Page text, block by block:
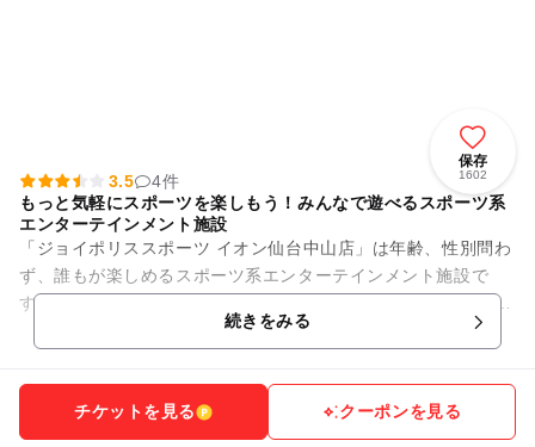
保存
1602
3.5
4件
もっと気軽にスポーツを楽しもう！みんなで遊べるスポーツ系
エンターテインメント施設
「ジョイポリススポーツ イオン仙台中山店」は年齢、性別問わ
ず、誰もが楽しめるスポーツ系エンターテインメント施設で
す。 スポーツの定番と言える「バドミントン」や「卓球」、
「バスケットボール」をは...続きをみる
チケットを見る クーポンを見る